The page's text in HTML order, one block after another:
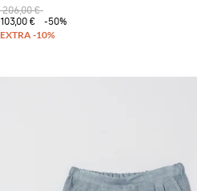
206,00 €
103,00 €
-50%